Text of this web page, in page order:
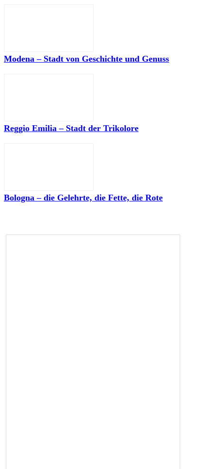
Modena – Stadt von Geschichte und Genuss
Reggio Emilia – Stadt der Trikolore
Bologna – die Gelehrte, die Fette, die Rote